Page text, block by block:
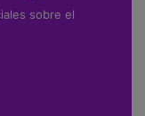
sobre el